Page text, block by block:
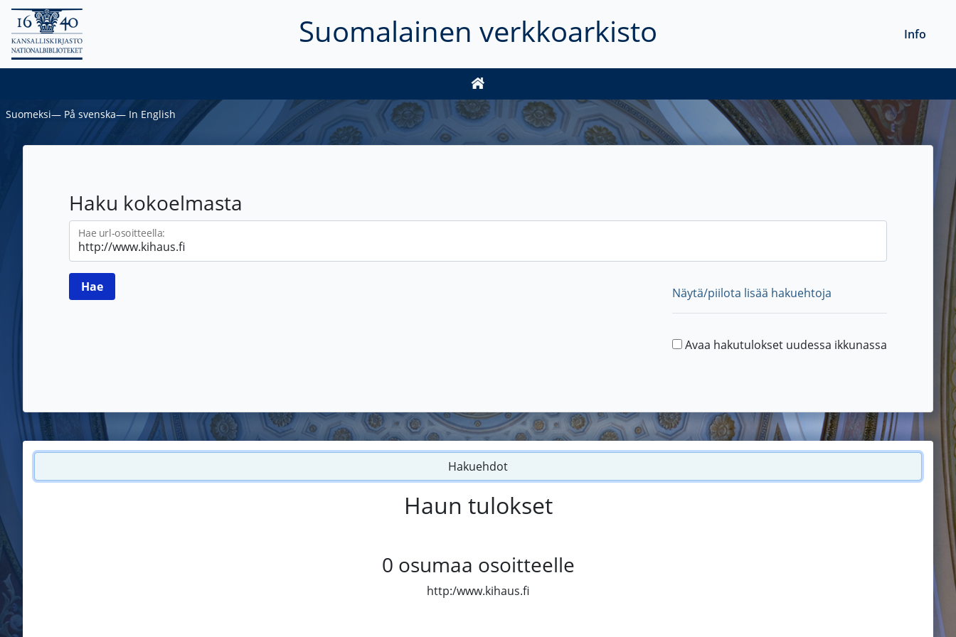
Suomalainen verkkoarkisto Info
Suomeksi― På svenska― In English
Haku kokoelmasta
Hae url-osoitteella:
Näytä/piilota lisää hakuehtoja
Avaa hakutulokset uudessa ikkunassa
Hakuehdot
Haun tulokset
0 osumaa osoitteelle
http:/www.kihaus.fi